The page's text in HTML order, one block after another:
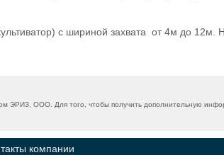
с шириной захвата от 4м до
ЭРИЗ, ООО. Для того, чтобы получить дополнительную
компании